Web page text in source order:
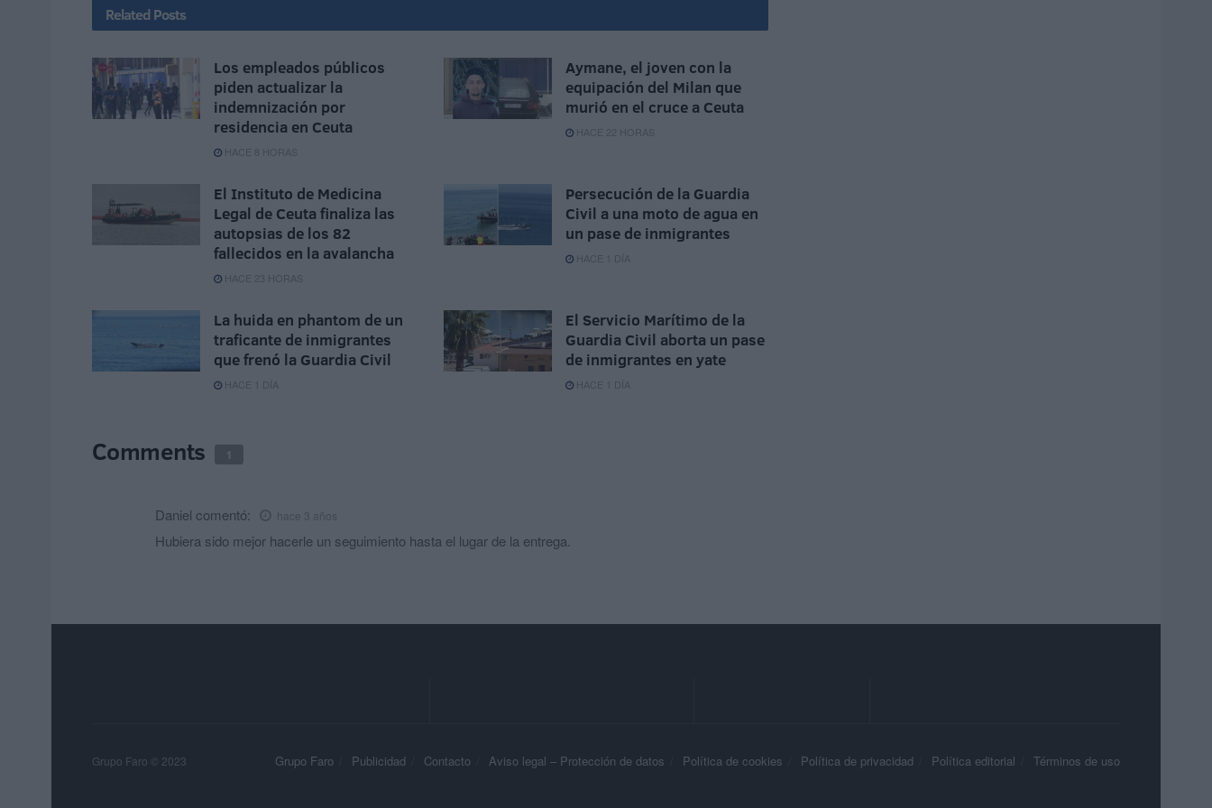
Related Posts
Los empleados públicos
piden actualizar la
indemnización por
residencia en Ceuta
HACE 8 HORAS
Aymane, el joven con la
equipación del Milan que
murió en el cruce a Ceuta
HACE 22 HORAS
El Instituto de Medicina
Legal de Ceuta finaliza las
autopsias de los 82
fallecidos en la avalancha
HACE 23 HORAS
Persecución de la Guardia
Civil a una moto de agua en
un pase de inmigrantes
HACE 1 DÍA
La huida en phantom de un
traficante de inmigrantes
que frenó la Guardia Civil
HACE 1 DÍA
El Servicio Marítimo de la
Guardia Civil aborta un pase
de inmigrantes en yate
HACE 1 DÍA
Comments 1
Daniel comentó: hace 3 años
Hubiera sido mejor hacerle un seguimiento hasta el lugar de la entrega.
Grupo Faro Publicidad Contacto Aviso legal – Protección de datos Política de cookies Política de privacidad Política editorial Términos de uso
Grupo Faro © 2023